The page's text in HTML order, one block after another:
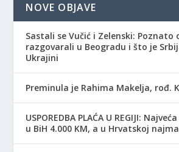
NOVE OBJAVE
Sastali se Vučić i Zelenski: Poznato
razgovarali u Beogradu i što je
Ukrajini
Preminula je Rahima Makelja, rođ.
USPOREDBA PLAĆA U REGIJI:
u BiH 4.000 KM, a u Hrvatskoj